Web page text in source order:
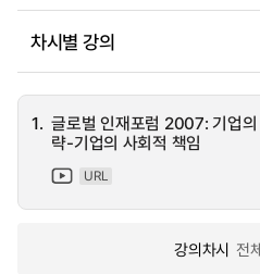
차시별 강의
1. 글로벌 인재포럼 2007: 기업
략-기업의 사회적 책임
URL
강의차시 전